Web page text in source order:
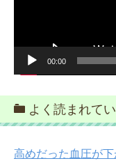
00:00
よく読まれて
高めだった血圧が